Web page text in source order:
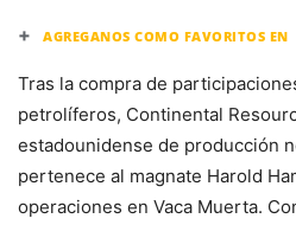
+ AGREGANOS COMO FAVORITOS EN
Tras la compra de
petrolíferos, Continental
estadounidense de producción
pertenece al magnate Harold
operaciones en Vaca Muerta.